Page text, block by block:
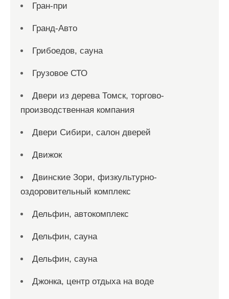
Гран-при
Гранд-Авто
Грибоедов, сауна
Грузовое СТО
Двери из дерева Томск, торгово-
производственная компания
Двери Сибири, салон дверей
Движок
Двинские Зори, физкультурно-
оздоровительный комплекс
Дельфин, автокомплекс
Дельфин, сауна
Дельфин, сауна
Джонка, центр отдыха на воде